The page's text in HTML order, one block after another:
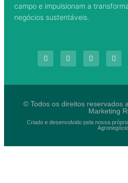
campo e impulsionam a
negócios sustentáveis.
© Todos os direitos reservados
Marketing
Criado e desenvolvido pela nossa
Agronegócio.